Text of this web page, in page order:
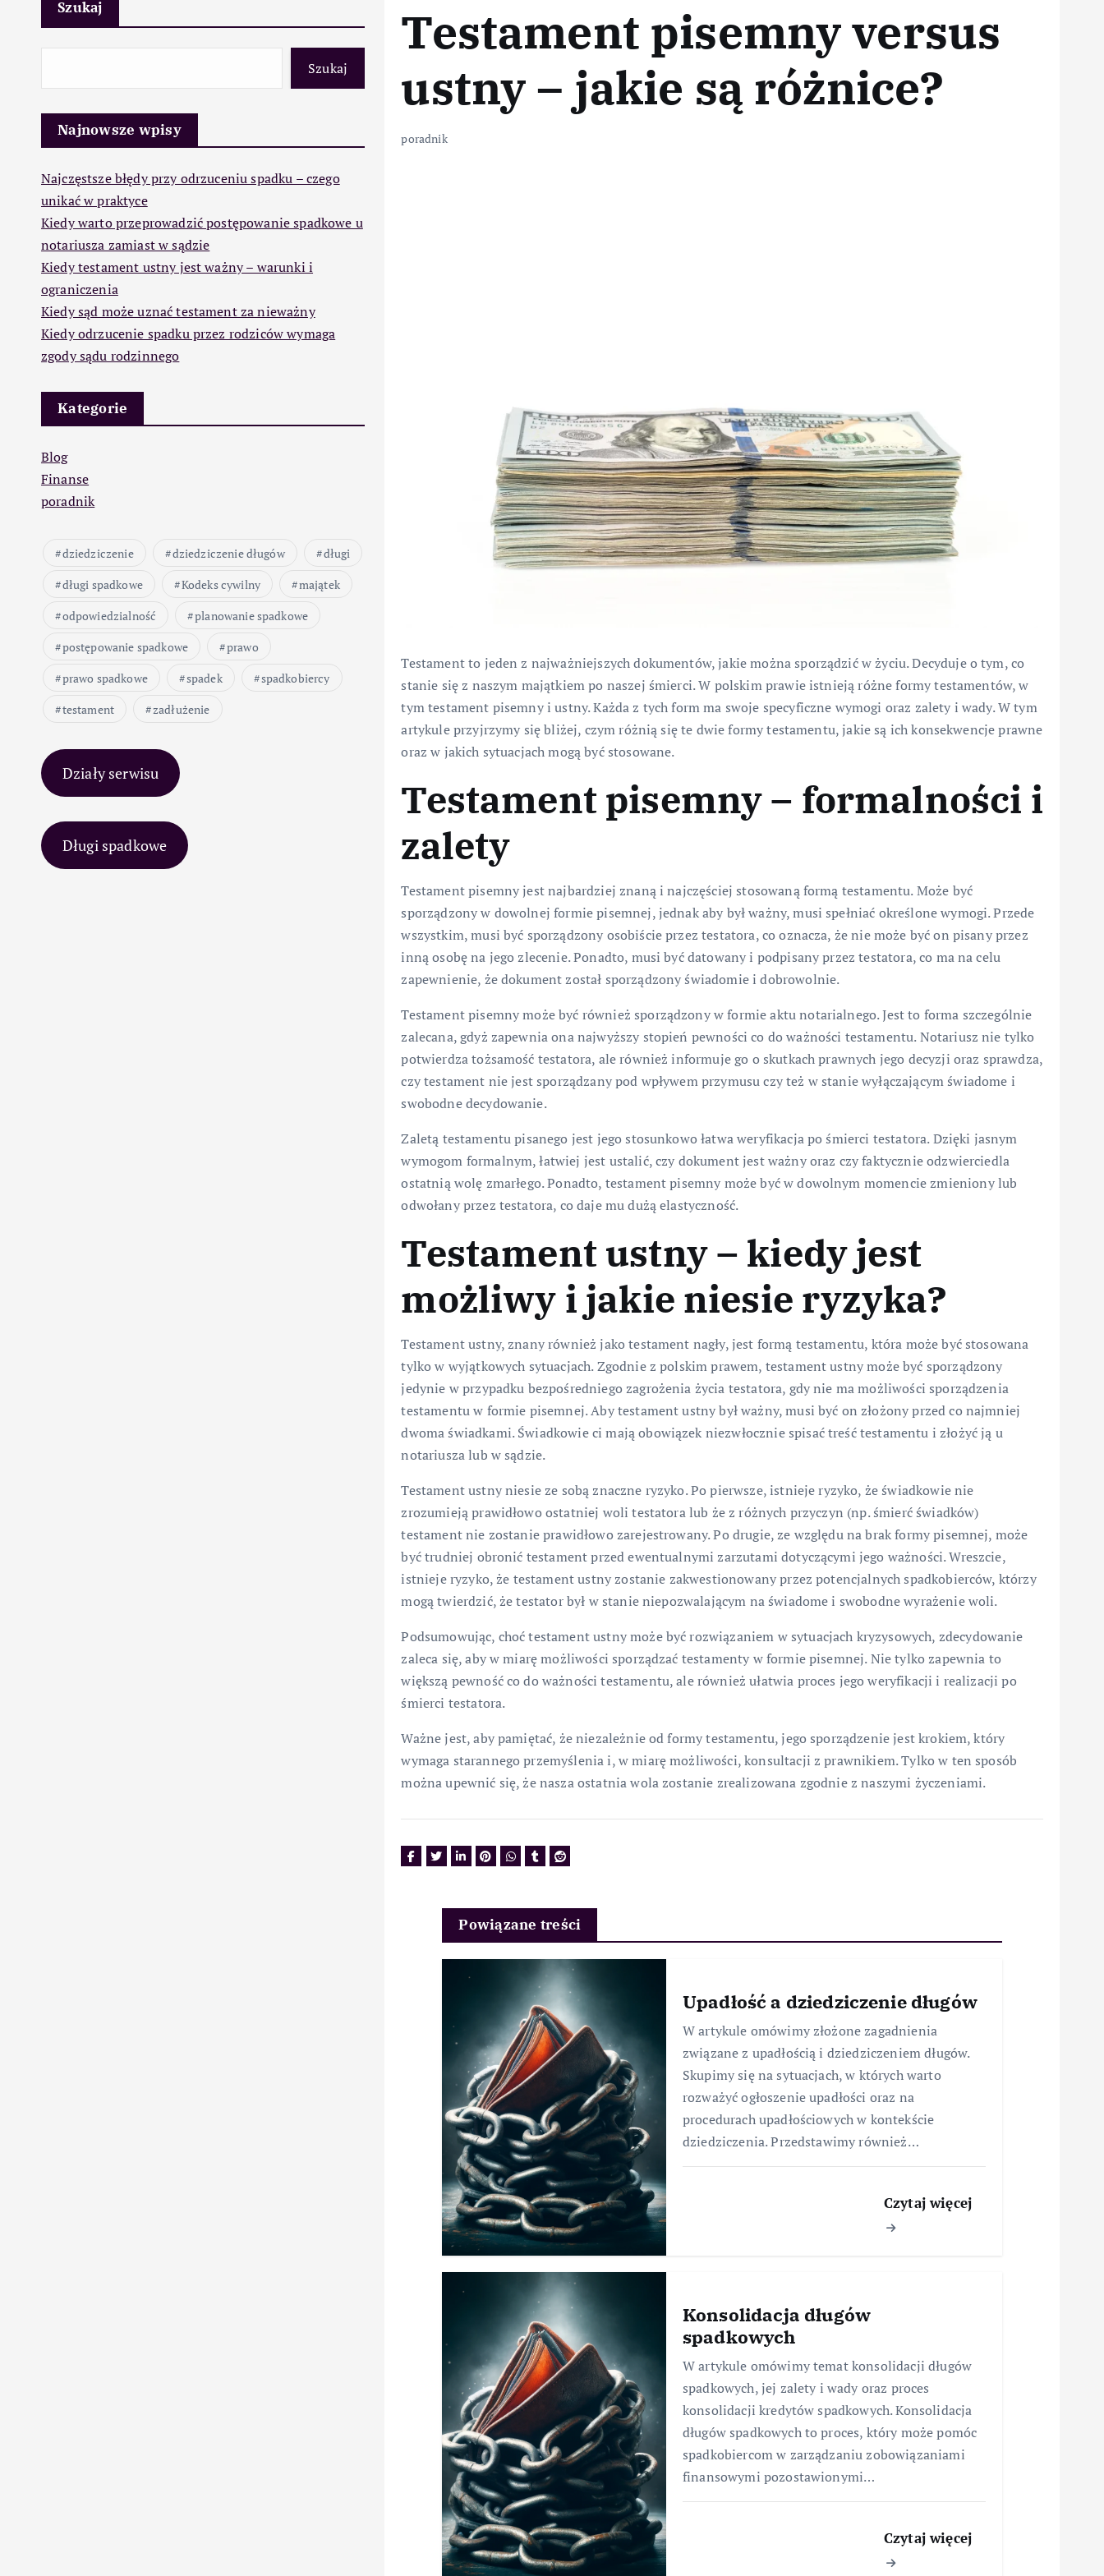
Szukaj
Szukaj
Najnowsze wpisy
Najczęstsze błędy przy odrzuceniu spadku – czego
unikać w praktyce
Kiedy warto przeprowadzić postępowanie spadkowe u
notariusza zamiast w sądzie
Kiedy testament ustny jest ważny – warunki i
ograniczenia
Kiedy sąd może uznać testament za nieważny
Kiedy odrzucenie spadku przez rodziców wymaga
zgody sądu rodzinnego
Kategorie
Blog
Finanse
poradnik
dziedziczenie dziedziczenie długów
długi
długi spadkowe
Kodeks cywilny
majątek
odpowiedzialność
planowanie spadkowe
postępowanie spadkowe
prawo
prawo spadkowe
spadek
spadkobiercy
testament
zadłużenie
Działy serwisu
Długi spadkowe
Testament pisemny versus
ustny – jakie są różnice?
poradnik
Testament to jeden z najważniejszych dokumentów, jakie można sporządzić w życiu. Decyduje o tym, co
stanie się z naszym majątkiem po naszej śmierci. W polskim prawie istnieją różne formy testamentów, w
tym testament pisemny i ustny. Każda z tych form ma swoje specyficzne wymogi oraz zalety i wady. W tym
artykule przyjrzymy się bliżej, czym różnią się te dwie formy testamentu, jakie są ich konsekwencje prawne
oraz w jakich sytuacjach mogą być stosowane.
Testament pisemny – formalności i
zalety
Testament pisemny jest najbardziej znaną i najczęściej stosowaną formą testamentu. Może być
sporządzony w dowolnej formie pisemnej, jednak aby był ważny, musi spełniać określone wymogi. Przede
wszystkim, musi być sporządzony osobiście przez testatora, co oznacza, że nie może być on pisany przez
inną osobę na jego zlecenie. Ponadto, musi być datowany i podpisany przez testatora, co ma na celu
zapewnienie, że dokument został sporządzony świadomie i dobrowolnie.
Testament pisemny może być również sporządzony w formie aktu notarialnego. Jest to forma szczególnie
zalecana, gdyż zapewnia ona najwyższy stopień pewności co do ważności testamentu. Notariusz nie tylko
potwierdza tożsamość testatora, ale również informuje go o skutkach prawnych jego decyzji oraz sprawdza,
czy testament nie jest sporządzany pod wpływem przymusu czy też w stanie wyłączającym świadome i
swobodne decydowanie.
Zaletą testamentu pisanego jest jego stosunkowo łatwa weryfikacja po śmierci testatora. Dzięki jasnym
wymogom formalnym, łatwiej jest ustalić, czy dokument jest ważny oraz czy faktycznie odzwierciedla
ostatnią wolę zmarłego. Ponadto, testament pisemny może być w dowolnym momencie zmieniony lub
odwołany przez testatora, co daje mu dużą elastyczność.
Testament ustny – kiedy jest
możliwy i jakie niesie ryzyka?
Testament ustny, znany również jako testament nagły, jest formą testamentu, która może być stosowana
tylko w wyjątkowych sytuacjach. Zgodnie z polskim prawem, testament ustny może być sporządzony
jedynie w przypadku bezpośredniego zagrożenia życia testatora, gdy nie ma możliwości sporządzenia
testamentu w formie pisemnej. Aby testament ustny był ważny, musi być on złożony przed co najmniej
dwoma świadkami. Świadkowie ci mają obowiązek niezwłocznie spisać treść testamentu i złożyć ją u
notariusza lub w sądzie.
Testament ustny niesie ze sobą znaczne ryzyko. Po pierwsze, istnieje ryzyko, że świadkowie nie
zrozumieją prawidłowo ostatniej woli testatora lub że z różnych przyczyn (np. śmierć świadków)
testament nie zostanie prawidłowo zarejestrowany. Po drugie, ze względu na brak formy pisemnej, może
być trudniej obronić testament przed ewentualnymi zarzutami dotyczącymi jego ważności. Wreszcie,
istnieje ryzyko, że testament ustny zostanie zakwestionowany przez potencjalnych spadkobierców, którzy
mogą twierdzić, że testator był w stanie niepozwalającym na świadome i swobodne wyrażenie woli.
Podsumowując, choć testament ustny może być rozwiązaniem w sytuacjach kryzysowych, zdecydowanie
zaleca się, aby w miarę możliwości sporządzać testamenty w formie pisemnej. Nie tylko zapewnia to
większą pewność co do ważności testamentu, ale również ułatwia proces jego weryfikacji i realizacji po
śmierci testatora.
Ważne jest, aby pamiętać, że niezależnie od formy testamentu, jego sporządzenie jest krokiem, który
wymaga starannego przemyślenia i, w miarę możliwości, konsultacji z prawnikiem. Tylko w ten sposób
można upewnić się, że nasza ostatnia wola zostanie zrealizowana zgodnie z naszymi życzeniami.
Powiązane treści
Upadłość a dziedziczenie długów
W artykule omówimy złożone zagadnienia
związane z upadłością i dziedziczeniem długów.
Skupimy się na sytuacjach, w których warto
rozważyć ogłoszenie upadłości oraz na
procedurach upadłościowych w kontekście
dziedziczenia. Przedstawimy również…
Czytaj więcej
Konsolidacja długów
spadkowych
W artykule omówimy temat konsolidacji długów
spadkowych, jej zalety i wady oraz proces
konsolidacji kredytów spadkowych. Konsolidacja
długów spadkowych to proces, który może pomóc
spadkobiercom w zarządzaniu zobowiązaniami
finansowymi pozostawionymi…
Czytaj więcej